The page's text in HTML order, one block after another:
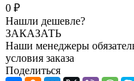
0 ₽
Нашли дешевле?
ЗАКАЗАТЬ
Наши менеджеры
условия заказа
Поделиться